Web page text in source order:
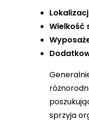
Wielkość
sprzyja